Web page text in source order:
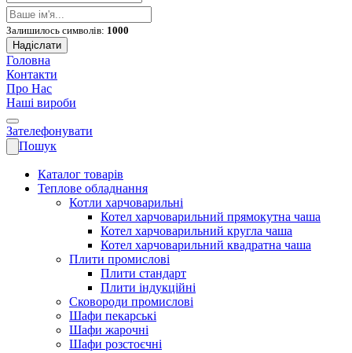
Залишилось символів: 1000
Надіслати
Головна
Контакти
Про Нас
Наші вироби
Зателефонувати
Пошук
Каталог товарів
Теплове обладнання
Котли харчоварильні
Котел харчоварильний прямокутна чаша
Котел харчоварильний кругла чаша
Котел харчоварильний квадратна чаша
Плити промислові
Плити стандарт
Плити індукційні
Сковороди промислові
Шафи пекарські
Шафи жарочні
Шафи розстоєчні